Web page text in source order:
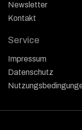
Newsletter
Kontakt
Service
Impressum
Datenschutz